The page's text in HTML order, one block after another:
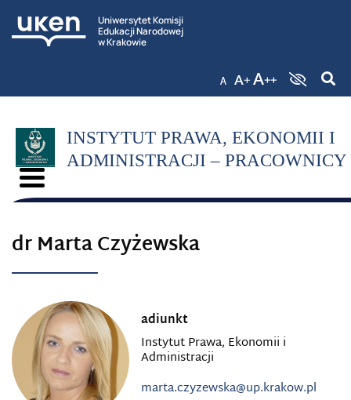
Uniwersytet Komisji
Edukacji Narodowej
w Krakowie
INSTYTUT PRAWA, EKONOMII I
ADMINISTRACJI – PRACOWNICY
dr Marta Czyżewska
adiunkt
Instytut Prawa, Ekonomii i
Administracji
marta.czyzewska@up.krakow.pl